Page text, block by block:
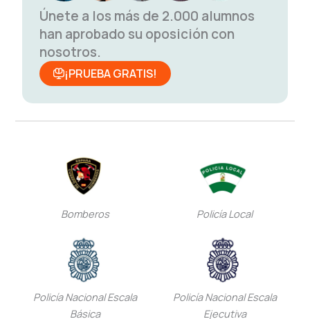
Únete a los más de 2.000 alumnos
han aprobado su oposición con
nosotros.
¡PRUEBA GRATIS!
Bomberos Policía Local
Policía Nacional Escala
Básica
Policía Nacional Escala
Ejecutiva